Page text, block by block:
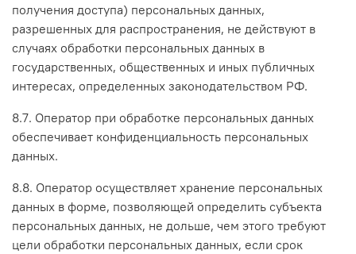
получения доступа) персональных данных,
разрешенных для распространения, не действуют в
случаях обработки персональных данных в
государственных, общественных и иных публичных
интересах, определенных законодательством РФ.
8.7. Оператор при обработке персональных данных
обеспечивает конфиденциальность персональных
данных.
8.8. Оператор осуществляет хранение персональных
данных в форме, позволяющей определить субъекта
персональных данных, не дольше, чем этого требуют
цели обработки персональных данных, если срок